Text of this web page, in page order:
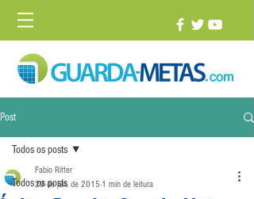
Post
Todos os posts
Todos os posts
Fabio Ritter
29 de jun. de 2015 1 min de leitura